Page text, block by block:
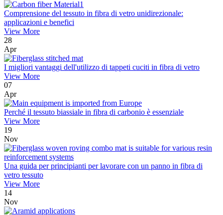
Comprensione del tessuto in fibra di vetro unidirezionale:
applicazioni e benefici
View More
28
Apr
I migliori vantaggi dell'utilizzo di tappeti cuciti in fibra di vetro
View More
07
Apr
Perché il tessuto biassiale in fibra di carbonio è essenziale
View More
19
Nov
Una guida per principianti per lavorare con un panno in fibra di
vetro tessuto
View More
14
Nov